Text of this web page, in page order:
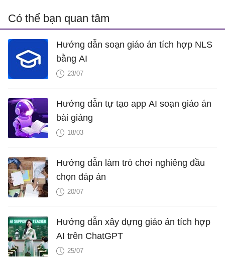
Có thể bạn quan tâm
Hướng dẫn soạn giáo án tích hợp NLS
bằng AI
23/07
Hướng dẫn tự tạo app AI soạn giáo án
bài giảng
18/03
Hướng dẫn làm trò chơi nghiêng đầu
chọn đáp án
20/07
Hướng dẫn xây dựng giáo án tích hợp
AI trên ChatGPT
25/07